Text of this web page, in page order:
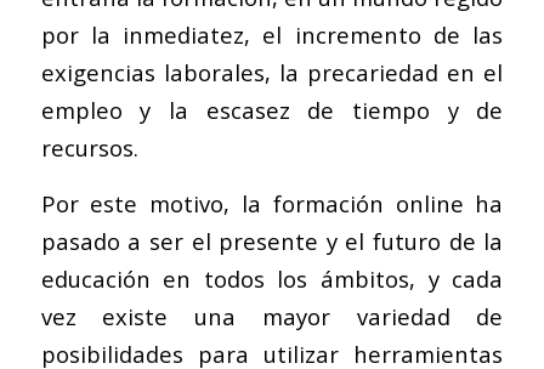
por la inmediatez, el incremento de las
exigencias laborales, la precariedad en el
empleo y la escasez de tiempo y de
recursos.
Por este motivo, la formación online ha
pasado a ser el presente y el futuro de la
educación en todos los ámbitos, y cada
vez existe una mayor variedad de
posibilidades para utilizar herramientas